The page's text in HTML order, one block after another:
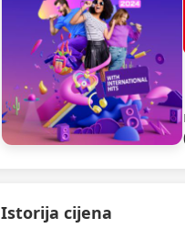
Istorija cijena